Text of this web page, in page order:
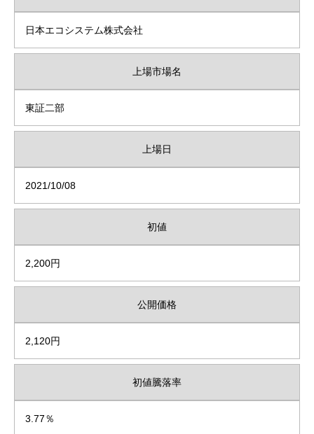
日本エコシステム株式会社
上場市場名
東証二部
上場日
2021/10/08
初値
2,200円
公開価格
2,120円
初値騰落率
3.77％